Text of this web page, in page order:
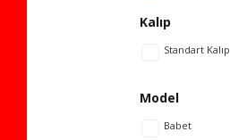
Antrasit
Haki
Kalıp
Standart Kalıp
Model
Babet